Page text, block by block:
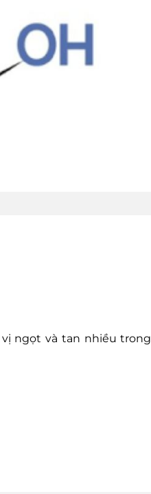
ngọt và tan nhiều trong